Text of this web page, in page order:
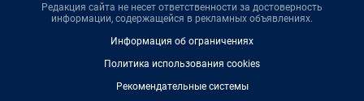
Редакция сайта не несет ответственности за достоверность
информации, содержащейся в рекламных объявлениях.
Информация об ограничениях
Политика использования cookies
Рекомендательные системы